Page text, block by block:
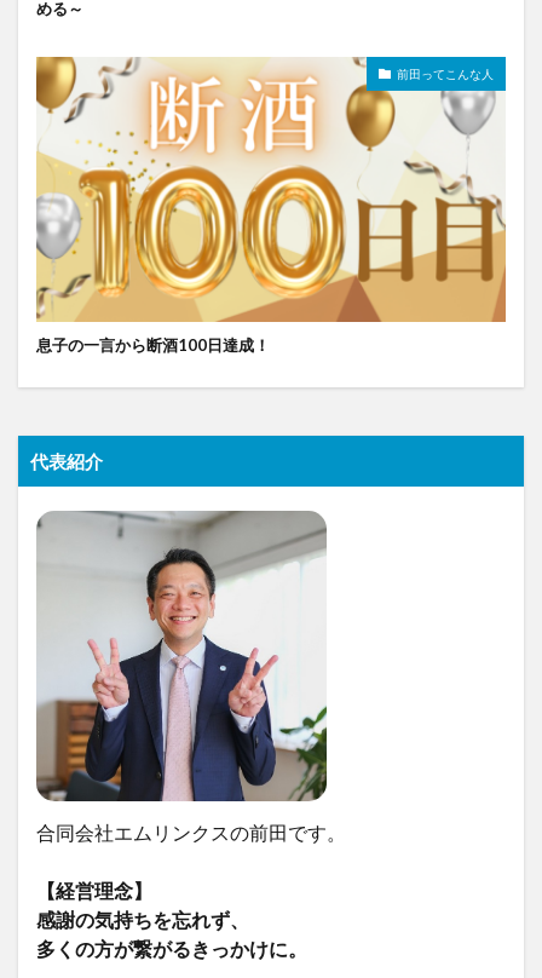
める～
前田ってこんな人
息子の一言から断酒100日達成！
代表紹介
合同会社エムリンクスの前田です。
【経営理念】
感謝の気持ちを忘れず、
多くの方が繋がるきっかけに。